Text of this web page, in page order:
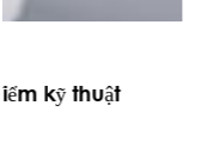
Cao su SBR
trình sản xuất